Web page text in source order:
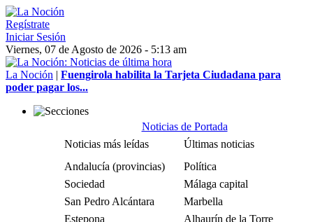
Regístrate
Iniciar Sesión
Viernes, 07 de Agosto de 2026 - 5:13 am
La Noción | Fuengirola habilita la Tarjeta Ciudadana para
poder pagar los...
Noticias de Portada
Noticias más leídas
Últimas noticias
Andalucía (provincias)
Política
Sociedad
Málaga capital
San Pedro Alcántara
Marbella
Estepona
Alhaurín de la Torre